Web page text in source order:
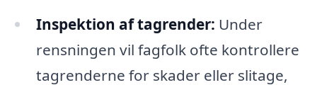
Inspektion af tagrender: Under
rensningen vil fagfolk ofte kontrollere
tagrenderne for skader eller slitage,